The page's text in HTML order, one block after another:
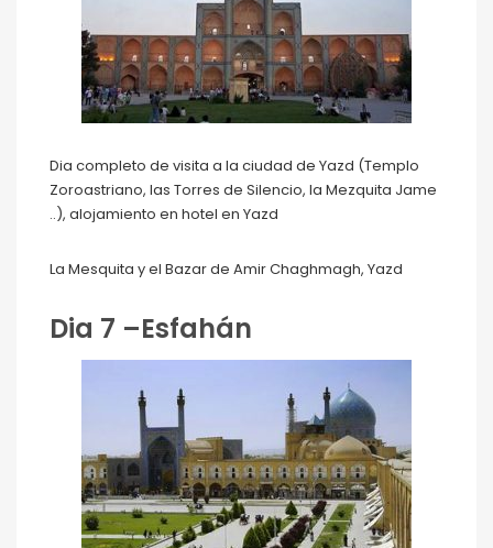
Dia completo de visita a la ciudad de Yazd (Templo
Zoroastriano, las Torres de Silencio, la Mezquita Jame
..), alojamiento en hotel en Yazd
La Mesquita y el Bazar de Amir Chaghmagh, Yazd
Dia 7 –Esfahán